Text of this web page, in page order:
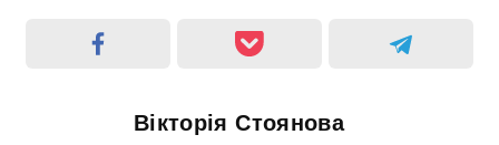
Вікторія Стоянова